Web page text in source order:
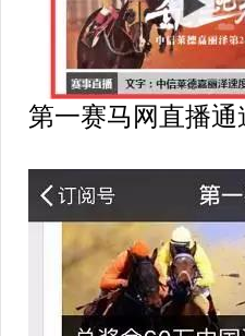
第一赛马网直播通